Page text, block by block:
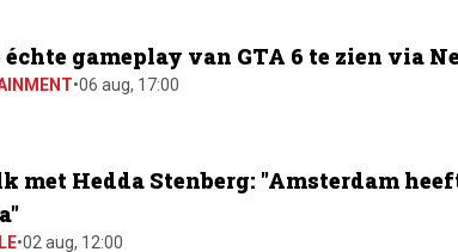
échte gameplay van GTA 6 te zien via
•06 aug, 17:00
met Hedda Stenberg: "Amsterdam
•02 aug, 12:00